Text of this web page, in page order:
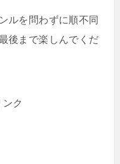
ルを問わずに順不同
後まで楽しんでくだ
ク